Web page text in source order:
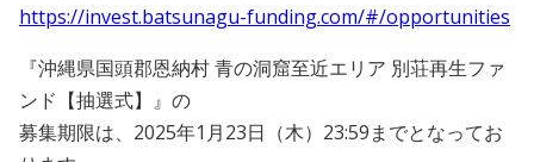
https://invest.batsunagu-funding.com/#/opportunities
『沖縄県国頭郡恩納村 青の洞窟至近エリア 別荘再生ファ
ンド【抽選式】』の
募集期限は、2025年1月23日（木）23:59までとなってお